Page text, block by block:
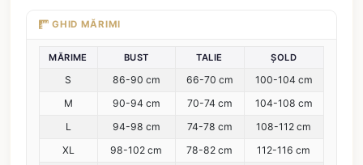
GHID MĂRIMI
MĂRIME BUST TALIE ȘOLD
S 86-90 cm 66-70 cm
100-104 cm
M
90-94 cm 70-74 cm
104-108 cm
L
94-98 cm 74-78 cm
108-112 cm
XL
98-102 cm 78-82 cm
112-116 cm